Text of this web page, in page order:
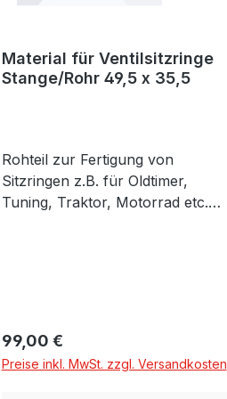
Material für Ventilsitzringe
Stange/Rohr 49,5 x 35,5
Rohteil zur Fertigung von
Sitzringen z.B. für Oldtimer,
Tuning, Traktor, Motorrad etc.
Ventilsitzringe für Otto- und
Dieselmotoren. Ca 12% Cr, 2,0-
2,5% Mo.Geeignet für Sauger-
Regulärer Preis:
99,00 €
Preise inkl. MwSt. zzgl. Versandkosten